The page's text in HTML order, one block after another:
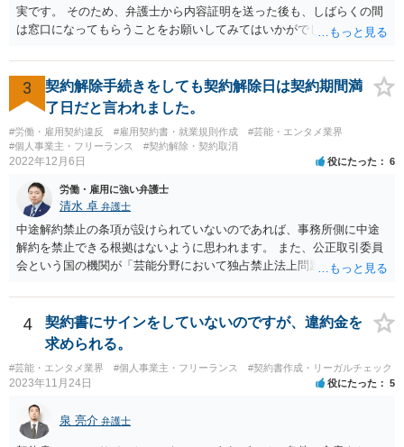
実です。 そのため、弁護士から内容証明を送った後も、しばらくの間
は窓口になってもらうことをお願いしてみてはいかがでしょうか。 そ
口（弁護士に）言ってください」とだけお伝えし、それ以外には一切
応じないという姿勢をとることができるため、スタッフの方の負担軽
減を図れると思います。 大変な状況かと思いますが、ご参考になりま
したら幸いです。
3
契約解除手続きをしても契約解除日は契約期間満
了日だと言われました。
#労働・雇用契約違反 #雇用契約書・就業規則作成
#芸能・エンタメ業界
#個人事業主・フリーランス
#契約解除・契約取消
2022年12月6日 役にたった 6
労働・雇用に強い弁護士
清水 卓 弁護士
中途解約禁止の条項が設けられていないのであれば、事務所側に中途
解約を禁止できる根拠はないように思われます。 また、公正取引委員
会という国の機関が「芸能分野において独占禁止法上問題となり得る
活動を⾏えない旨の義務を課し，⼜は移籍・独⽴した場合には芸能活
動を妨害する旨⽰唆して，移籍・独⽴を諦めさせること（優越的地位
の濫⽤等）を例示しています。 ライバー事務所にも同様のことが言え
る可能性があり、あなたのケースでも、独占禁止法上問題となり得ま
す。 ただし、「※これら⾏為が実際に独占禁⽌法違反となるかどうか
は，具体的態様に照らして個別に判断されることとなる。例えば，優
越的地位の濫⽤に関して，不当に不利益を与えるか否かは，課される
義務等の内容や期間が⽬的に照らして過⼤であるか，与える不利益の
4
契約書にサインをしていないのですが、違約金を
求められる。
#芸能・エンタメ業界 #個人事業主・フリーランス #契約書作成・リーガルチェック
2023年11月24日 役にたった 5
泉 亮介 弁護士